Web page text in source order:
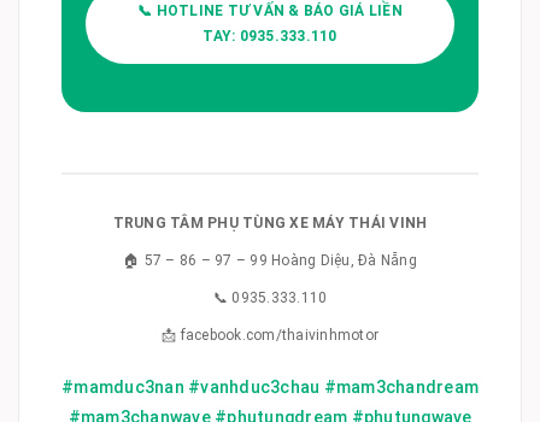
📞 HOTLINE TƯ VẤN & BÁO GIÁ LIỀN
TAY: 0935.333.110
TRUNG TÂM PHỤ TÙNG XE MÁY THÁI VINH
🏠 57 – 86 – 97 – 99 Hoàng Diệu, Đà Nẵng
📞 0935.333.110
📩 facebook.com/thaivinhmotor
#mamduc3nan #vanhduc3chau #mam3chandream
#mam3chanwave #phutungdream #phutungwave